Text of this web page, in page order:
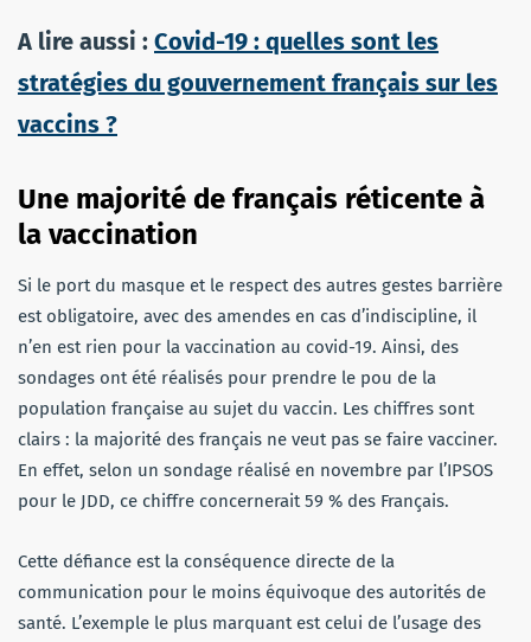
A lire aussi : Covid-19 : quelles sont les
stratégies du gouvernement français sur les
vaccins ?
Une majorité de français réticente à
la vaccination
Si le port du masque et le respect des autres gestes barrière
est obligatoire, avec des amendes en cas d’indiscipline, il
n’en est rien pour la vaccination au covid-19. Ainsi, des
sondages ont été réalisés pour prendre le pou de la
population française au sujet du vaccin. Les chiffres sont
clairs : la majorité des français ne veut pas se faire vacciner.
En effet, selon un sondage réalisé en novembre par l’IPSOS
pour le JDD, ce chiffre concernerait 59 % des Français.
Cette défiance est la conséquence directe de la
communication pour le moins équivoque des autorités de
santé. L’exemple le plus marquant est celui de l’usage des